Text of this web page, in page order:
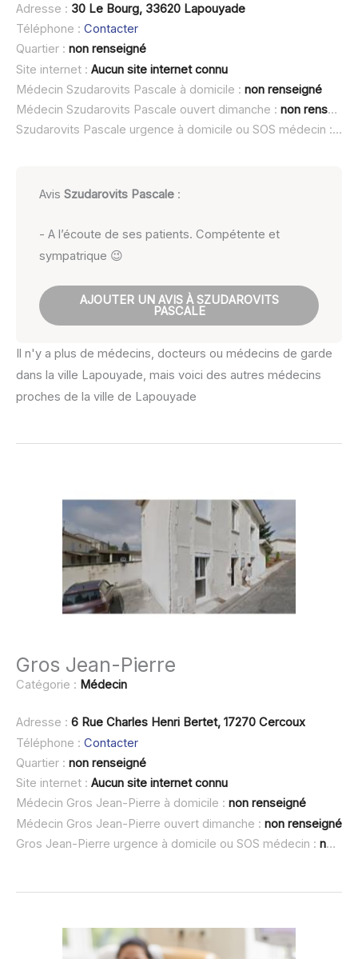
Adresse : 30 Le Bourg, 33620 Lapouyade
Téléphone : Contacter
Quartier : non renseigné
Site internet : Aucun site internet connu
Médecin Szudarovits Pascale à domicile : non renseigné
Médecin Szudarovits Pascale ouvert dimanche : non renseigné
Szudarovits Pascale urgence à domicile ou SOS médecin :
AvisSzudarovits Pascale :
- A l’écoute de ses patients. Compétente et
sympatrique 😉
AJOUTER UN AVIS À SZUDAROVITS
PASCALE
Il n'y a plus de médecins, docteurs ou médecins de garde
dans la ville Lapouyade, mais voici des autres médecins
proches de la ville de Lapouyade
Gros Jean-Pierre
Catégorie : Médecin
Adresse : 6 Rue Charles Henri Bertet, 17270 Cercoux
Téléphone : Contacter
Quartier : non renseigné
Site internet : Aucun site internet connu
Médecin Gros Jean-Pierre à domicile : non renseigné
Médecin Gros Jean-Pierre ouvert dimanche : non renseigné
Gros Jean-Pierre urgence à domicile ou SOS médecin : non renseigné